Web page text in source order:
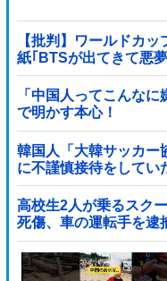
【批判】ワールドカ
紙｢BTSが出てきて悪
「中国人ってこんな
で明かす本心！
韓国人「大韓サッカー
に不謹慎接待をしてい
に成っていた事が明
高校生2人が乗るスク
死傷、車の運転手を逮